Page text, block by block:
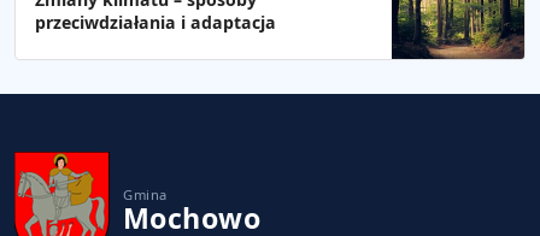
przeciwdziałania i adaptacja
Gmina
Mochowo